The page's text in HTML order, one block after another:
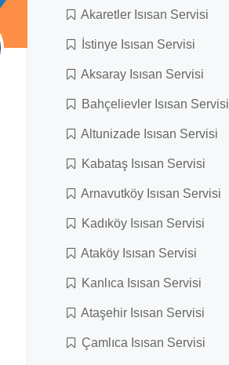
Akaretler Isısan Servisi
İstinye Isısan Servisi
Aksaray Isısan Servisi
Bahçelievler Isısan Servisi
Altunizade Isısan Servisi
Kabataş Isısan Servisi
Arnavutköy Isısan Servisi
Kadıköy Isısan Servisi
Ataköy Isısan Servisi
Kanlıca Isısan Servisi
Ataşehir Isısan Servisi
Çamlıca Isısan Servisi